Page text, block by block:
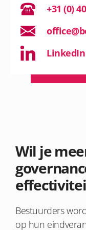
+31 (0)
Wil je
Bestuurders
op hun